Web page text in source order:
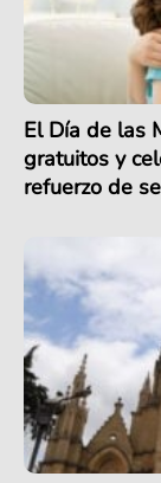
El Día de las
gratuitos y
refuerzo de